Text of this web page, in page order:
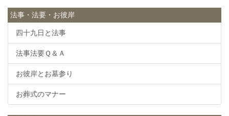
法事・法要・お彼岸
四十九日と法事
法事法要Ｑ＆Ａ
お彼岸とお墓参り
お葬式のマナー